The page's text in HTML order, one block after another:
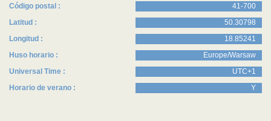
Código postal :
41-700
Latitud :
50.30798
Longitud :
18.85241
Huso horario :
Europe/Warsaw
Universal Time :
UTC+1
Horario de verano :
Y